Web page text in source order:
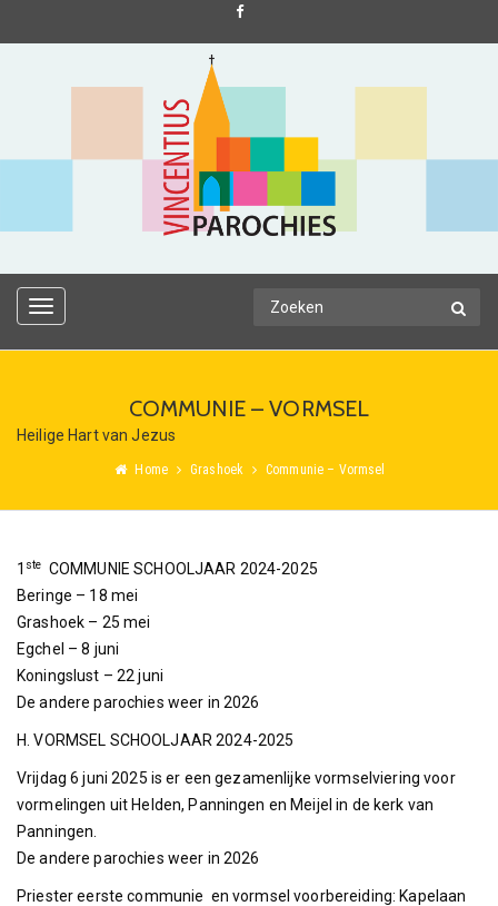
TOGGLE
COMMUNIE – VORMSEL
Heilige Hart van Jezus
Home Grashoek Communie – Vormsel
1 ste COMMUNIE SCHOOLJAAR 2024-2025
Beringe – 18 mei
Grashoek – 25 mei
Egchel – 8 juni
Koningslust – 22 juni
De andere parochies weer in 2026
H. VORMSEL SCHOOLJAAR 2024-2025
Vrijdag 6 juni 2025 is er een gezamenlijke vormselviering voor
vormelingen uit Helden, Panningen en Meijel in de kerk van
Panningen.
De andere parochies weer in 2026
Priester eerste communie en vormsel voorbereiding: Kapelaan